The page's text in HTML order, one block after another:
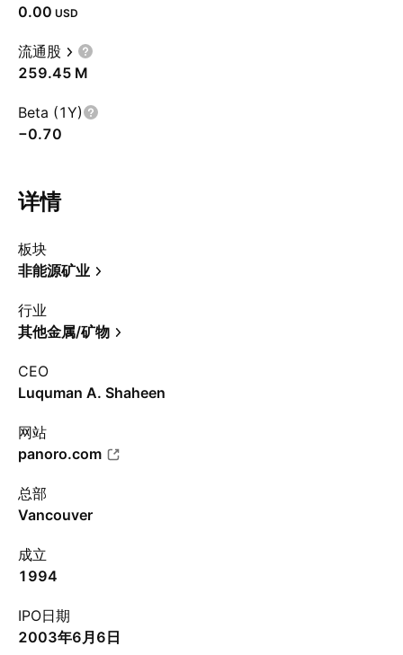
0.00 USD
流通股
‪259.45 M‬
Beta (1Y)
−0.70
详情
板块
非能源矿业
行业
其他金属/矿物
CEO
Luquman A. Shaheen
网站
panoro.com
总部
Vancouver
成立
1994
IPO日期
2003年6月6日